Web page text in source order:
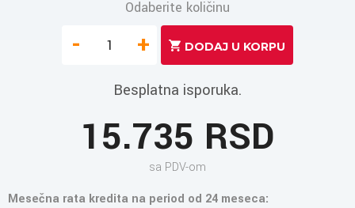
Odaberite količinu
- +
Besplatna isporuka.
15.735 RSD
sa PDV-om
Mesečna rata kredita na period od 24 meseca: